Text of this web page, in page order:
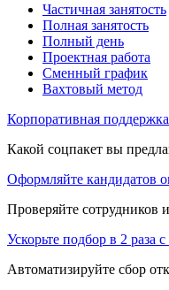
Частичная занятость
Полная занятость
Полный день
Проектная работа
Сменный график
Вахтовый метод
Корпоративная
Какой соцпакет вы
Оформляйте кандидатов
Проверяйте сотрудников
Ускорьте подбор в 2 раза
Автоматизируйте сбор